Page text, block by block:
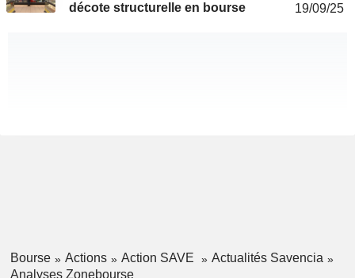
décote structurelle en bourse
19/09/25
Bourse Actions Action SAVE
Actualités Savencia
Analyses Zonebourse